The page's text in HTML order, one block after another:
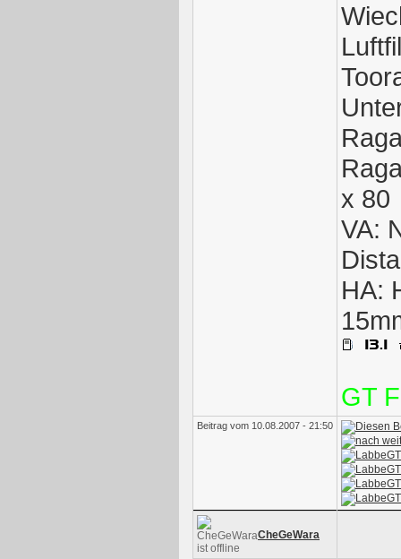
x 80
VA:
HA:
GT
Beitrag vom 10.08.2007 - 21:50
CheGeWara